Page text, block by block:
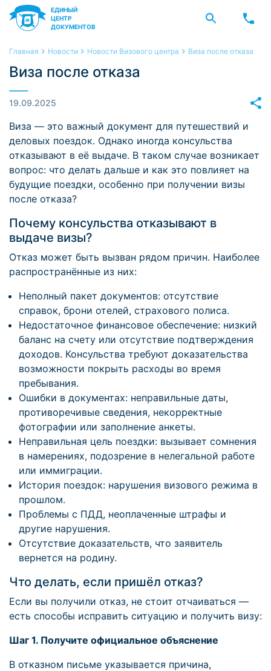
ЕДИНЫЙ
ЦЕНТР
ДОКУМЕНТОВ
Главная Новости Новости Визового центра Виза после отказа
Виза после отказа
19.09.2025
Виза — это важный документ для путешествий и
деловых поездок. Однако иногда консульства
отказывают в её выдаче. В таком случае возникает
вопрос: что делать дальше и как это повлияет на
будущие поездки, особенно при получении визы
после отказа?
Почему консульства отказывают в
выдаче визы?
Отказ может быть вызван рядом причин. Наиболее
распространённые из них:
Неполный пакет документов: отсутствие
справок, брони отелей, страхового полиса.
Недостаточное финансовое обеспечение: низкий
баланс на счету или отсутствие подтверждения
доходов. Консульства требуют доказательства
возможности покрыть расходы во время
пребывания.
Ошибки в документах: неправильные даты,
противоречивые сведения, некорректные
фотографии или заполнение анкеты.
Неправильная цель поездки: вызывает сомнения
в намерениях, подозрение в нелегальной работе
или иммиграции.
История поездок: нарушения визового режима в
прошлом.
Проблемы с ПДД, неоплаченные штрафы и
другие нарушения.
Отсутствие доказательств, что заявитель
вернется на родину.
Что делать, если пришёл отказ?
Если вы получили отказ, не стоит отчаиваться —
есть способы исправить ситуацию и получить визу:
Шаг 1. Получите официальное объяснение
В отказном письме указывается причина,